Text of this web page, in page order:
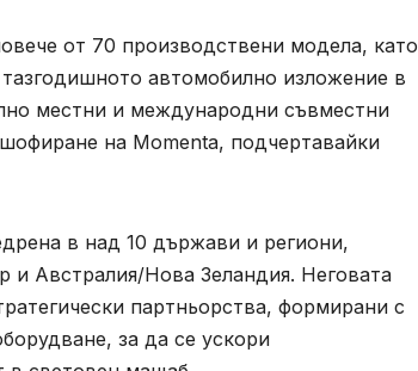
от 70 производствени модела, като
автомобилно изложение в
местни и международни съвместни
на Momenta, подчертавайки
в над 10 държави и региони,
и Австралия/Нова Зеландия. Неговата
партньорства, формирани с
за да се ускори